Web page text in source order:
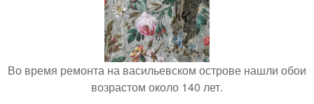
Во время ремонта на васильевском острове нашли обои
возрастом около 140 лет.